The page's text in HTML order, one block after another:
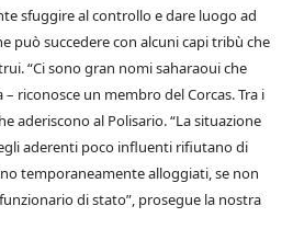
sfuggire al controllo e dare luogo ad
può succedere con alcuni capi tribù che
“Ci sono gran nomi saharaoui che
riconosce un membro del Corcas. Tra i
aderiscono al Polisario. “La situazione
aderenti poco influenti rifiutano di
temporaneamente alloggiati, se non
di stato”, prosegue la nostra